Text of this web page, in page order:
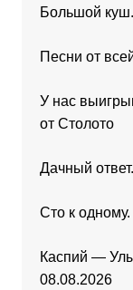
Большой
Песни от
У нас
от Столото
Дачный
Сто к
Каспий —
08.08.2026